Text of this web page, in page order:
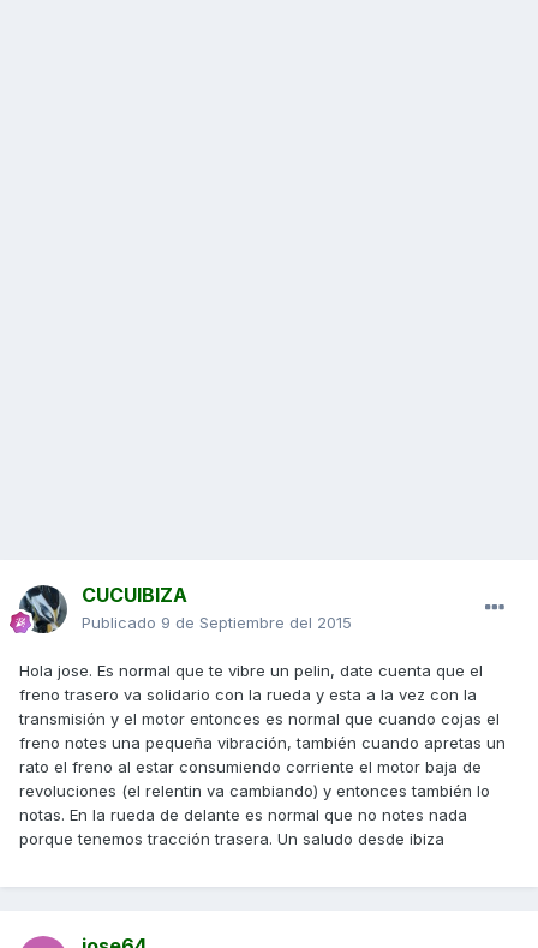
CUCUIBIZA
Publicado 9 de Septiembre del 2015
Hola jose. Es normal que te vibre un pelin, date cuenta que el
freno trasero va solidario con la rueda y esta a la vez con la
transmisión y el motor entonces es normal que cuando cojas el
freno notes una pequeña vibración, también cuando apretas un
rato el freno al estar consumiendo corriente el motor baja de
revoluciones (el relentin va cambiando) y entonces también lo
notas. En la rueda de delante es normal que no notes nada
porque tenemos tracción trasera. Un saludo desde ibiza